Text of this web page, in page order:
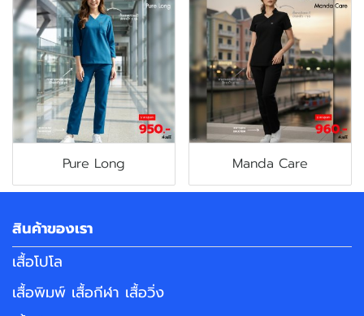
Pure Long Manda Care
สินค้าของเรา
เสื้อโปโล
เสื้อพิมพ์ เสื้อกีฬา เสื้อวิ่ง